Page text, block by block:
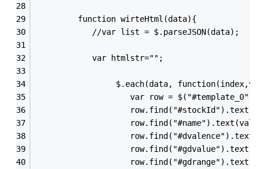
         function wirteHtml(data){
         	//var list = $.parseJSON(data);
            var htmlstr="";
$.each(data,
var row =